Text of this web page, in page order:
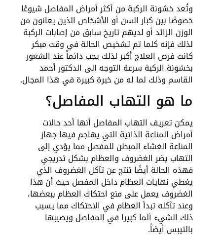
وتُعد خشونة الركبة من أكثر أمراض المفاصل شيوعًا
خصوصًا بين كبار السن أو الأشخاص الذين يعانون من
الوزن الزائد أو لديهم تاريخ سابق من إصابات الركبة
لذلك فإنه كلما تم تشخيص الحالة في وقت مبكر
كانت فرص العلاج أكبر لذلك يجب دائماً عند الشعور
بخشونة الركبة سرعة التوجه الى الدكتور أحمد
القاسم وذلك لما له من خبرة كبيرة في هذا المجال.
ما هو التهاب المفاصل؟
يمكن تعريف التهاب المفاصل أنها أحد حالات
أمراض المناعة الذاتية التي يهاجم فيها جهاز
المناعة الغشاء المبطن للمفصل مما يؤدي إلى
التهاب يضر الغضروف والعظام بشكل تدريجي
فهذه الحالة أيضًا تنتج عن تآكل الغضروف الذي
يغطي نهايات العظام داخل المفصل حيث أن هذا
الغضروف يعمل على منع احتكاك العظام ببعضها،
وعند تآكله تبدأ العظام في الاحتكاك مما يسبب
ذلك الشيء ألما كبيرا في المفاصل ويصيبها
بالتيبس أيضاً.